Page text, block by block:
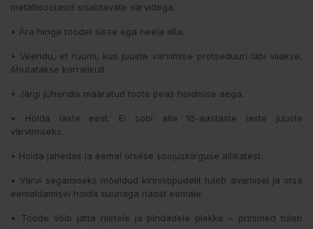
metallisoolasid sisaldavate värvidega.
• Ära hinga toodet sisse ega neela alla.
• Veendu, et ruumi, kus juuste värvimise protseduuri läbi viiakse,
õhutatakse korralikult.
• Järgi juhendis määratud toote peas hoidmise aega.
• Hoida laste eest. Ei sobi alla 16-aastaste laste juuste
värvimiseks.
• Hoida jahedas ja eemal otsese soojuskiirguse allikatest.
• Värvi segamiseks mõeldud kinnistipudelit tuleb avamisel ja otsa
eemaldamisel hoida suunaga näost eemale.
• Toode võib jätta riietele ja pindadele plekke – pritsmed tuleb